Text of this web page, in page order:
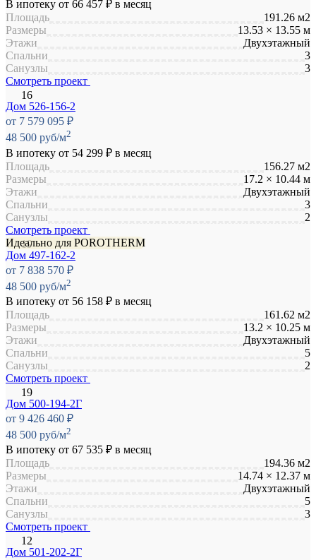
В ипотеку от 66 457 ₽ в месяц
Площадь
191.26 м2
Размеры
13.53 × 13.55 м
Этажи
Двухэтажный
Спальни
3
Санузлы
3
Смотреть проект
Дом 526-156-2
от 7 579 095 ₽
48 500 руб/м2
В ипотеку от 54 299 ₽ в месяц
Площадь
156.27 м2
Размеры
17.2 × 10.44 м
Этажи
Двухэтажный
Спальни
3
Санузлы
2
Смотреть проект
Идеально для POROTHERM
Дом 497-162-2
от 7 838 570 ₽
48 500 руб/м2
В ипотеку от 56 158 ₽ в месяц
Площадь
161.62 м2
Размеры
13.2 × 10.25 м
Этажи
Двухэтажный
Спальни
5
Санузлы
2
Смотреть проект
Дом 500-194-2Г
от 9 426 460 ₽
48 500 руб/м2
В ипотеку от 67 535 ₽ в месяц
Площадь
194.36 м2
Размеры
14.74 × 12.37 м
Этажи
Двухэтажный
Спальни
5
Санузлы
3
Смотреть проект
Дом 501-202-2Г